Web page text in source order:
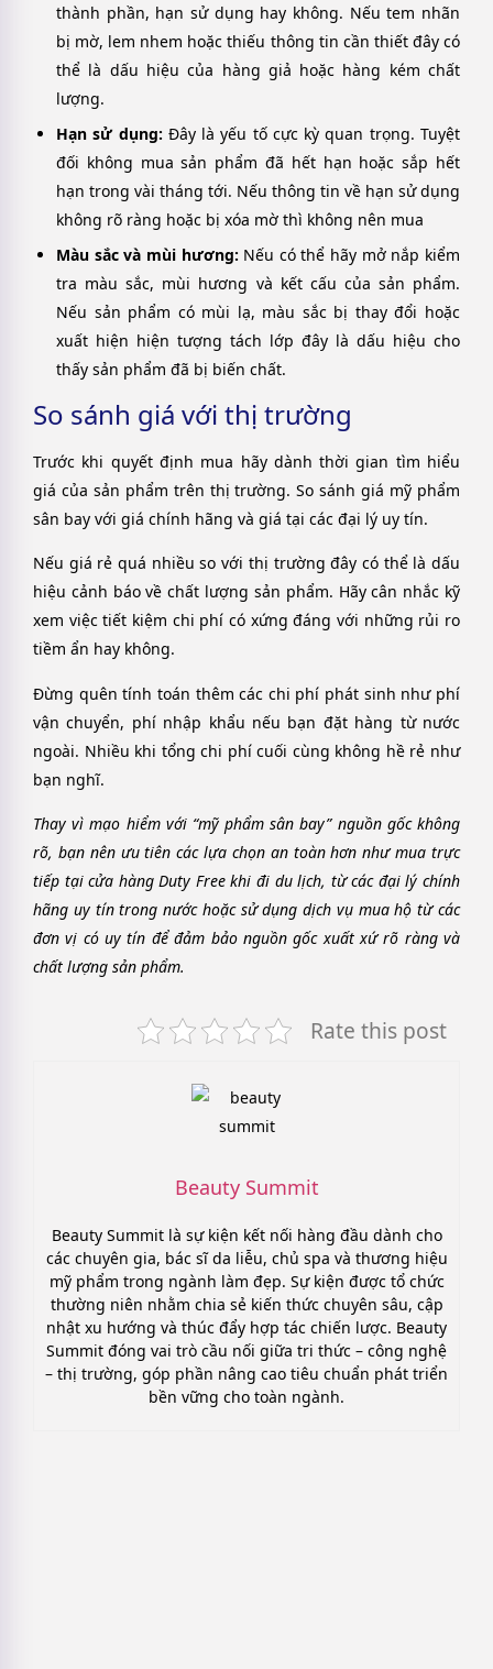
thành phần, hạn sử dụng hay không. Nếu tem nhãn
bị mờ, lem nhem hoặc thiếu thông tin cần thiết đây có
thể là dấu hiệu của hàng giả hoặc hàng kém chất
lượng.
Hạn sử dụng: Đây là yếu tố cực kỳ quan trọng. Tuyệt
đối không mua sản phẩm đã hết hạn hoặc sắp hết
hạn trong vài tháng tới. Nếu thông tin về hạn sử dụng
không rõ ràng hoặc bị xóa mờ thì không nên mua
Màu sắc và mùi hương: Nếu có thể hãy mở nắp kiểm
tra màu sắc, mùi hương và kết cấu của sản phẩm.
Nếu sản phẩm có mùi lạ, màu sắc bị thay đổi hoặc
xuất hiện hiện tượng tách lớp đây là dấu hiệu cho
thấy sản phẩm đã bị biến chất.
So sánh giá với thị trường
Trước khi quyết định mua hãy dành thời gian tìm hiểu
giá của sản phẩm trên thị trường. So sánh giá mỹ phẩm
sân bay với giá chính hãng và giá tại các đại lý uy tín.
Nếu giá rẻ quá nhiều so với thị trường đây có thể là dấu
hiệu cảnh báo về chất lượng sản phẩm. Hãy cân nhắc kỹ
xem việc tiết kiệm chi phí có xứng đáng với những rủi ro
tiềm ẩn hay không.
Đừng quên tính toán thêm các chi phí phát sinh như phí
vận chuyển, phí nhập khẩu nếu bạn đặt hàng từ nước
ngoài. Nhiều khi tổng chi phí cuối cùng không hề rẻ như
bạn nghĩ.
Thay vì mạo hiểm với “mỹ phẩm sân bay” nguồn gốc không
rõ, bạn nên ưu tiên các lựa chọn an toàn hơn như mua trực
tiếp tại cửa hàng Duty Free khi đi du lịch, từ các đại lý chính
hãng uy tín trong nước hoặc sử dụng dịch vụ mua hộ từ các
đơn vị có uy tín để đảm bảo nguồn gốc xuất xứ rõ ràng và
chất lượng sản phẩm.
Rate this post
Beauty Summit
Beauty Summit là sự kiện kết nối hàng đầu dành cho
các chuyên gia, bác sĩ da liễu, chủ spa và thương hiệu
mỹ phẩm trong ngành làm đẹp. Sự kiện được tổ chức
thường niên nhằm chia sẻ kiến thức chuyên sâu, cập
nhật xu hướng và thúc đẩy hợp tác chiến lược. Beauty
Summit đóng vai trò cầu nối giữa tri thức – công nghệ
– thị trường, góp phần nâng cao tiêu chuẩn phát triển
bền vững cho toàn ngành.